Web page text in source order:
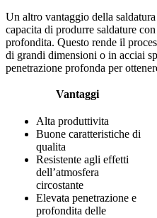
Un altro vantaggio della
capacita di produrre saldature
profondita. Questo rende il
di grandi dimensioni o in acciai
penetrazione profonda per
Vantaggi
Alta produttivita
Buone caratteristiche di
qualita
Resistente agli effetti
dell’atmosfera
circostante
Elevata penetrazione e
profondita delle